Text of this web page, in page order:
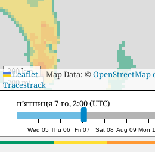
300 km
200 mi
Leaflet |Map Data: ©
Tracestrack
Wed 05 Thu 06 Fri 07 Sat 08 Aug 09 Mon
субота 8-го, 1:00 (UTC)